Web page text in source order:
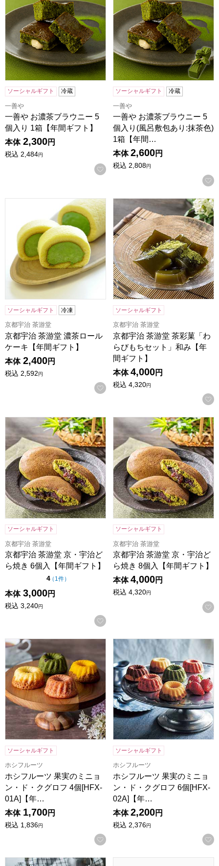
ソーシャルギフト 冷蔵
一善や
一善や お濃茶ブラウニー 5
個入り 1箱【年間ギフト】
本体 2,300円
税込 2,484円
お気に入りに登録する
ソーシャルギフト 冷蔵
一善や
一善や お濃茶ブラウニー 5
個入り(風呂敷包あり:抹茶色)
1箱【年間…
本体 2,600円
税込 2,808円
京都宇治 茶游堂 濃茶ロールケーキ【年間ギフト】
ソーシャルギフト 冷凍
京都宇治 茶游堂
京都宇治 茶游堂 濃茶ロール
ケーキ【年間ギフト】
本体 2,400円
税込 2,592円
お気に入りに登録する
京都宇治 茶游堂 茶彩菓「わ
ソーシャルギフト
京都宇治 茶游堂
京都宇治 茶游堂 茶彩菓「わ
らびもちセット」和み【年
間ギフト】
本体 4,000円
税込 4,320円
京都宇治 茶游堂 京・宇治どら焼き 6個入【年間ギフト】
ソーシャルギフト
京都宇治 茶游堂
京都宇治 茶游堂 京・宇治ど
ら焼き 6個入【年間ギフト】
4点（5点満点中）
（ 1件の評価
）
本体 3,000円
税込 3,240円
お気に入りに登録する
京都宇治 茶游堂 京・宇治ど
ソーシャルギフト
京都宇治 茶游堂
京都宇治 茶游堂 京・宇治ど
ら焼き 8個入【年間ギフト】
本体 4,000円
税込 4,320円
ホシフルーツ 果実のミニョン・ド・クグロフ 4個[HFX-01A]
ソーシャルギフト
ホシフルーツ
ホシフルーツ 果実のミニョ
ン・ド・クグロフ 4個[HFX-
01A]【年…
本体 1,700円
税込 1,836円
お気に入りに登録する
ホシフルーツ 果実のミニョ
ソーシャルギフト
ホシフルーツ
ホシフルーツ 果実のミニョ
ン・ド・クグロフ 6個[HFX-
02A]【年…
本体 2,200円
税込 2,376円
ホシフルーツ ハードバウム 直径13cm【年間ギフト】